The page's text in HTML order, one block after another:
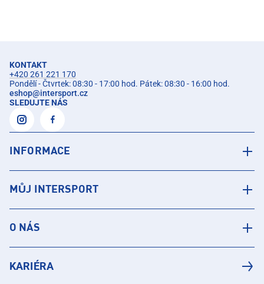
KONTAKT
+420 261 221 170
Pondělí - Čtvrtek: 08:30 - 17:00 hod. Pátek: 08:30 - 16:00 hod.
eshop@intersport.cz
SLEDUJTE NÁS
INFORMACE
MŮJ INTERSPORT
O NÁS
KARIÉRA